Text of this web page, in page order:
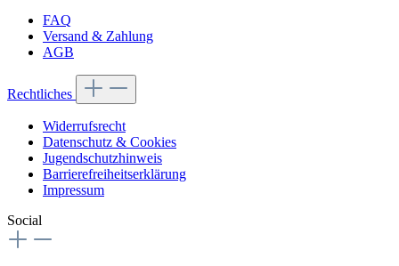
FAQ
Versand & Zahlung
AGB
Rechtliches
Widerrufsrecht
Datenschutz & Cookies
Jugendschutzhinweis
Barrierefreiheitserklärung
Impressum
Social